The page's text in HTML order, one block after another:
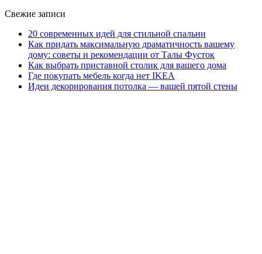
Свежие записи
20 современных идей для стильной спальни
Как придать максимальную драматичность вашему
дому: советы и рекомендации от Талы Фусток
Как выбрать приставной столик для вашего дома
Где покупать мебель когда нет IKEA
Идеи декорирования потолка — вашей пятой стены